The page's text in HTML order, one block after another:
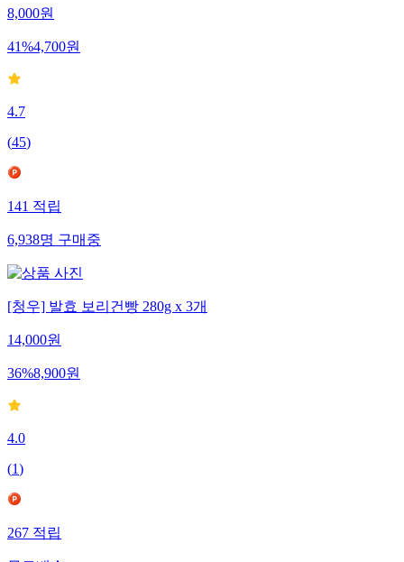
8,000원
41%4,700원
4.7
(45)
141적립
6,938명구매중
[청우] 발효 보리건빵 280g x 3개
14,000원
36%8,900원
4.0
(1)
267적립